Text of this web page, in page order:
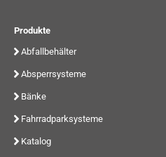
Produkte
Abfallbehälter
Absperrsysteme
Bänke
Fahrradparksysteme
Katalog